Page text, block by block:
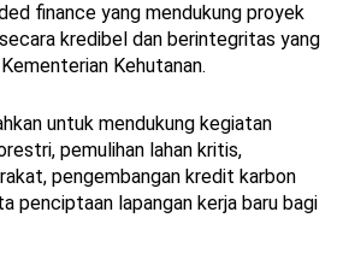
finance yang mendukung proyek
kredibel dan berintegritas yang
Kehutanan.
untuk mendukung kegiatan
pemulihan lahan kritis,
pengembangan kredit karbon
penciptaan lapangan kerja baru bagi